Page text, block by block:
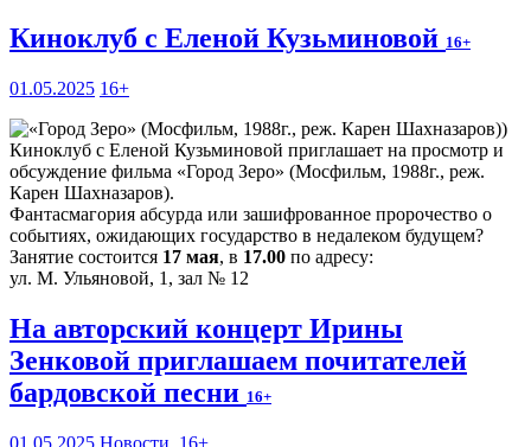
Киноклуб с Еленой Кузьминовой 16+
01.05.2025 16+
Киноклуб с Еленой Кузьминовой приглашает на просмотр и
обсуждение фильма «Город Зеро» (Мосфильм, 1988г., реж.
Карен Шахназаров).
Фантасмагория абсурда или зашифрованное пророчество о
событиях, ожидающих государство в недалеком будущем?
Занятие состоится 17 мая, в 17.00 по адресу:
ул. М. Ульяновой, 1, зал № 12
На авторский концерт Ирины
Зенковой приглашаем почитателей
бардовской песни 16+
01.05.2025 Новости 16+